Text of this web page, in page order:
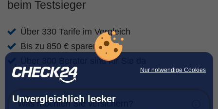
Nur notwendige Cookies
Unvergleichlich lecker
beim Testsieger
Über 330 Tarife im Vergleich
Bis zu 850 € sparen
Über 300 Berater sind für Sie da
Was möchten Sie versichern?